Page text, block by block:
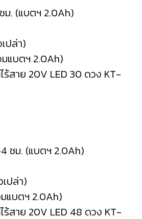
ม. (แบตฯ 2.0Ah)
ปล่า)
แบตฯ 2.0Ah)
ร้สาย 20V LED 30 ดวง KT-
ชม. (แบตฯ 2.0Ah)
ปล่า)
แบตฯ 2.0Ah)
ร้สาย 20V LED 48 ดวง KT-